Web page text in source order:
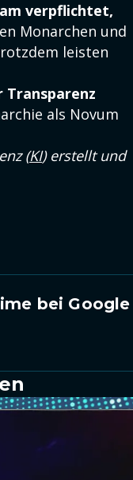
verpflichtet,
Monarchen und
leisten
Transparenz
als Novum
(KI) erstellt und
bei Google